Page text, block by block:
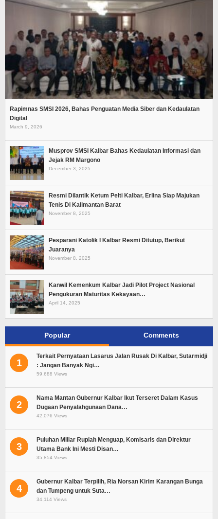
Rapimnas SMSI 2026, Bahas Penguatan Media Siber dan Kedaulatan
Digital
March 9, 2026
Musprov SMSI Kalbar Bahas Kedaulatan Informasi dan
Jejak RM Margono
December 3, 2025
Resmi Dilantik Ketum Pelti Kalbar, Erlina Siap Majukan
Tenis Di Kalimantan Barat
November 8, 2025
Pesparani Katolik I Kalbar Resmi Ditutup, Berikut
Juaranya
November 8, 2025
Kanwil Kemenkum Kalbar Jadi Pilot Project Nasional
Pengukuran Maturitas Kekayaan…
April 14, 2025
Popular Comments
1
Terkait Pernyataan Lasarus Jalan Rusak Di Kalbar, Sutarmidji
: Jangan Banyak Ngi…
59,688 Views
2
Nama Mantan Gubernur Kalbar Ikut Terseret Dalam Kasus
Dugaan Penyalahgunaan Dana…
42,076 Views
3
Puluhan Miliar Rupiah Menguap, Komisaris dan Direktur
Utama Bank Ini Mesti Disan…
35,854 Views
4
Gubernur Kalbar Terpilih, Ria Norsan Kirim Karangan Bunga
dan Tumpeng untuk Suta…
34,114 Views